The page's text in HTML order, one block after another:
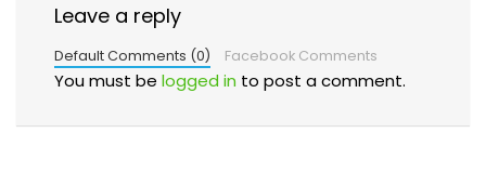
Leave a reply
Default Comments (0) Facebook Comments
You must be logged in to post a comment.